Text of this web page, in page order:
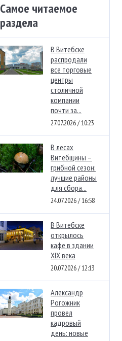
Самое читаемое
раздела
В Витебске
распродали
все торговые
центры
столичной
компании
почти за...
27.07.2026 / 10:23
В лесах
Витебщины –
грибной сезон:
лучшие районы
для сбора...
24.07.2026 / 16:58
В Витебске
открылось
кафе в здании
XIX века
20.07.2026 / 12:13
Александр
Рогожник
провел
кадровый
день: новые